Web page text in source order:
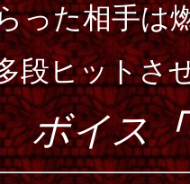
った相手は
段ヒットさ
ボイス